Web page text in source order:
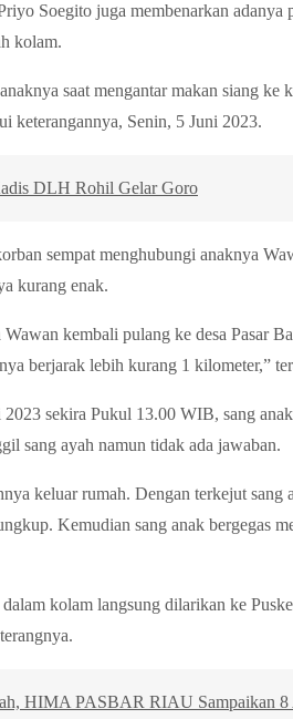
Soegito juga membenarkan adanya
kolam.
saat mengantar makan siang ke
keterangannya, Senin, 5 Juni 2023.
DLH Rohil Gelar Goro
sempat menghubungi anaknya
kurang enak.
kembali pulang ke desa Pasar
berjarak lebih kurang 1 kilometer,”
sekira Pukul 13.00 WIB, sang
sang ayah namun tidak ada jawaban.
keluar rumah. Dengan terkejut sang
Kemudian sang anak bergegas
kolam langsung dilarikan ke
HIMA PASBAR RIAU Sampaikan 8